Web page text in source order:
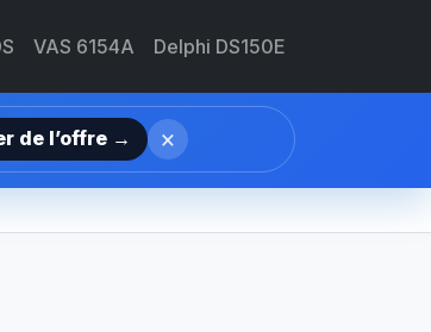
VAS 6154A Delphi DS150E
de l’offre → ×